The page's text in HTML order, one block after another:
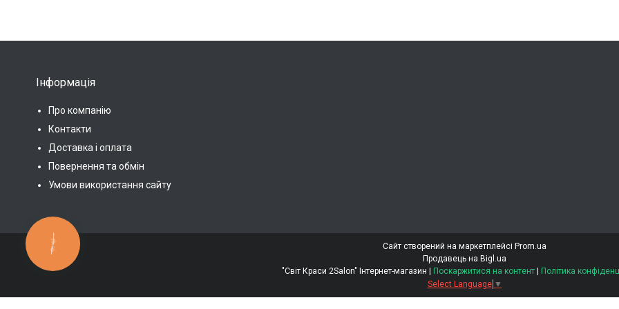
Інформація
Про компанію
Контакти
Доставка і оплата
Повернення та обмін
Умови використання сайту
Сайт створений на маркетплейсі Prom.ua
Продавець на Bigl.ua
Поскаржитися на контент
Політика
Select Language ▼
КНОПКА
ЗВ'ЯЗКУ